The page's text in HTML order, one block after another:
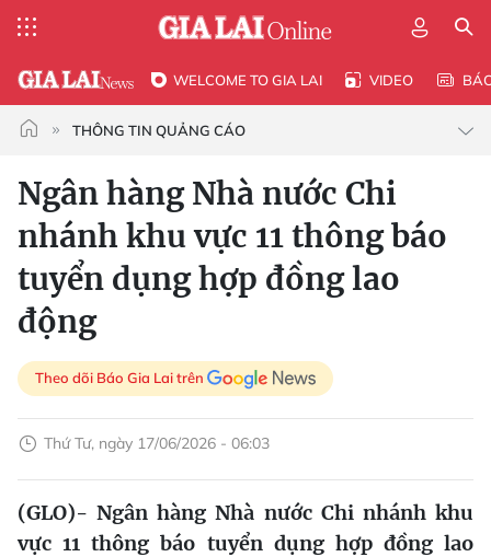
WELCOME TO GIA LAI VIDEO
THÔNG TIN QUẢNG CÁO
Ngân hàng Nhà nước Chi
nhánh khu vực 11 thông báo
tuyển dụng hợp đồng lao
động
Theo dõi Báo Gia Lai trên
Thứ Tư, ngày 17/06/2026 - 06:03
(GLO)- Ngân hàng Nhà nước Chi nhánh khu
vực 11 thông báo tuyển dụng hợp đồng lao